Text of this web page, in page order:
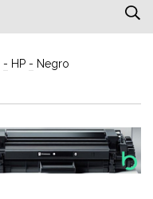
- HP - Negro